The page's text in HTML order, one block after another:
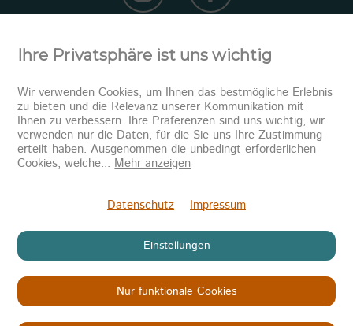
Newsletter abonnieren
Copyright © 2026KINDER IN NOT
Datenschutz
Impressum AGB
Ihre Privatsphäre ist uns wichtig
Wir verwenden Cookies, um Ihnen das bestmögliche Erlebnis
zu bieten und die Relevanz unserer Kommunikation mit
Ihnen zu verbessern. Ihre Präferenzen sind uns wichtig, wir
verwenden nur die Daten, für die Sie uns Ihre Zustimmung
erteilt haben. Ausgenommen die unbedingt erforderlichen
Cookies, welche... Mehr anzeigen
Datenschutz Impressum
Einstellungen
Nur funktionale Cookies